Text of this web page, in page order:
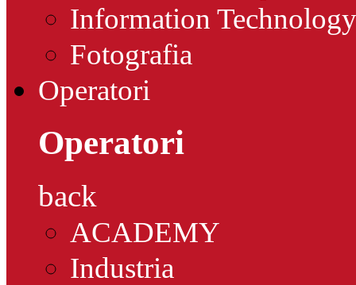
Information Technology
Fotografia
Operatori
Operatori
back
ACADEMY
Industria